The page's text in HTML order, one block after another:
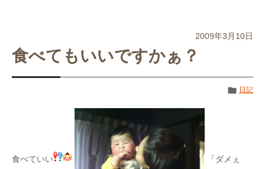
2009年3月10日
食べてもいいですかぁ？
日記
食べていい 「ダメぇ